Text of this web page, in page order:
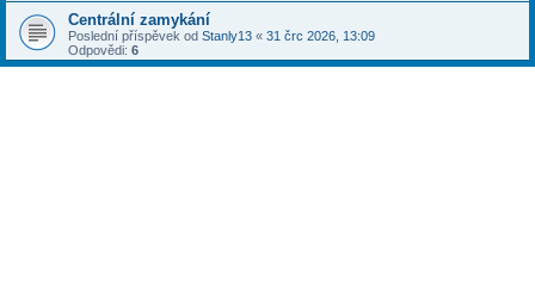
Centrální zamykání
Poslední příspěvek od Stanly13 « 31 črc 2026, 13:09
Odpovědi: 6